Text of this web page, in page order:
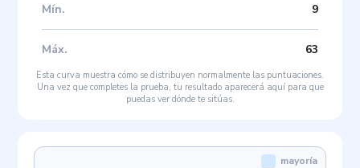
Mín. 9
Máx. 63
Esta curva muestra cómo se distribuyen normalmente las puntuaciones.
Una vez que completes la prueba, tu resultado aparecerá aquí para que
puedas ver dónde te sitúas.
mayoría